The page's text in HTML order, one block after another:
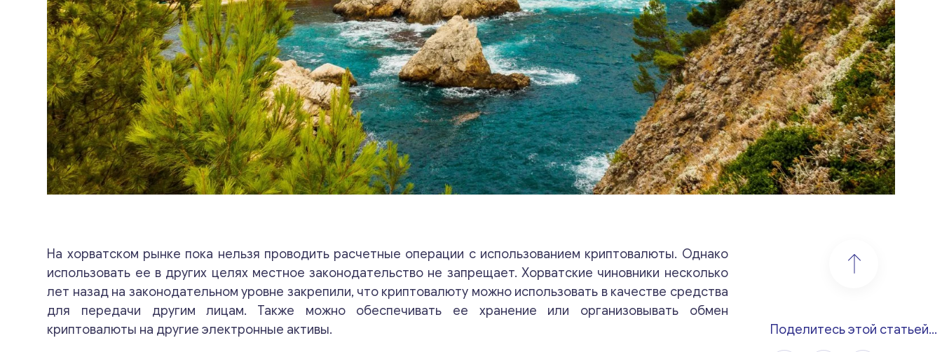
На хорватском рынке пока нельзя проводить расчетные операции с использованием криптовалюты. Однако
использовать ее в других целях местное законодательство не запрещает. Хорватские чиновники несколько
лет назад на законодательном уровне закрепили, что криптовалюту можно использовать в качестве средства
для передачи другим лицам. Также можно обеспечивать ее хранение или организовывать обмен
криптовалюты на другие электронные активы.
Поделитесь этой статьей...